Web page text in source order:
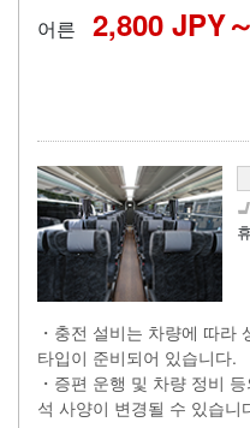
어른 2,800 JPY～
・충전 설비는 차량에 따라
타입이 준비되어 있습니다.
・증편 운행 및 차량 정비
석 사양이 변경될 수 있습니